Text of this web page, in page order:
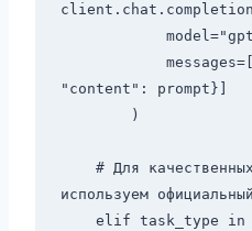
"content": prompt}]
используем